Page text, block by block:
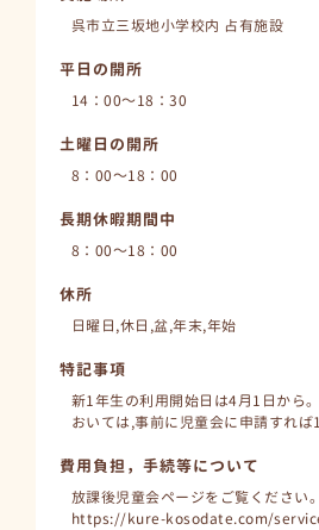
呉市立三坂地小学校内 占有施設
平日の開所
14：00～18：30
土曜日の開所
8：00～18：00
長期休暇期間中
8：00～18：00
休所
日曜日,休日,盆,年末,年始
特記事項
新1年生の利用開始日は4月1日から
おいては,事前に児童会に申請すれば
費用負担，手続等について
放課後児童会ページをご覧ください。
https://kure-kosodate.com/